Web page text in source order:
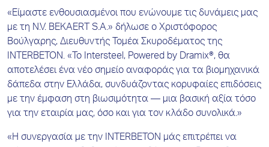
«Είμαστε ενθουσιασμένοι που ενώνουμε τις δυνάμεις μας
με τη N.V. BEKAERT S.A.» δήλωσε ο Χριστόφορος
Βούλγαρης, Διευθυντής Τομέα Σκυροδέματος της
INTERBETON. «Το Intersteel, Powered by Dramix®, θα
αποτελέσει ένα νέο σημείο αναφοράς για τα βιομηχανικά
δάπεδα στην Ελλάδα, συνδυάζοντας κορυφαίες επιδόσεις
με την έμφαση στη βιωσιμότητα — μια βασική αξία τόσο
για την εταιρία μας, όσο και για τον κλάδο συνολικά.»
«Η συνεργασία με την INTERBETON μάς επιτρέπει να